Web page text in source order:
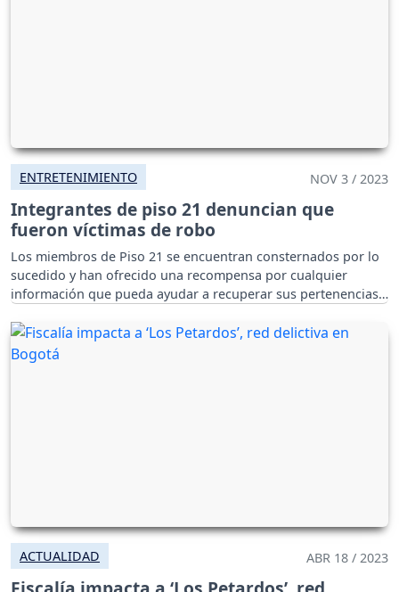
ENTRETENIMIENTO NOV 3 / 2023
Integrantes de piso 21 denuncian que
fueron víctimas de robo
Los miembros de Piso 21 se encuentran consternados por lo
sucedido y han ofrecido una recompensa por cualquier
información que pueda ayudar a recuperar sus pertenencias.
ACTUALIDAD ABR 18 / 2023